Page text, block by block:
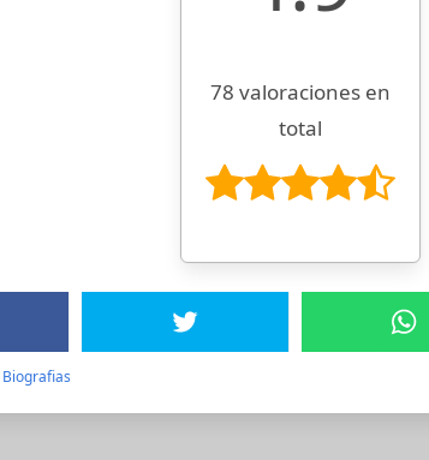
78 valoraciones en
total
Biografias